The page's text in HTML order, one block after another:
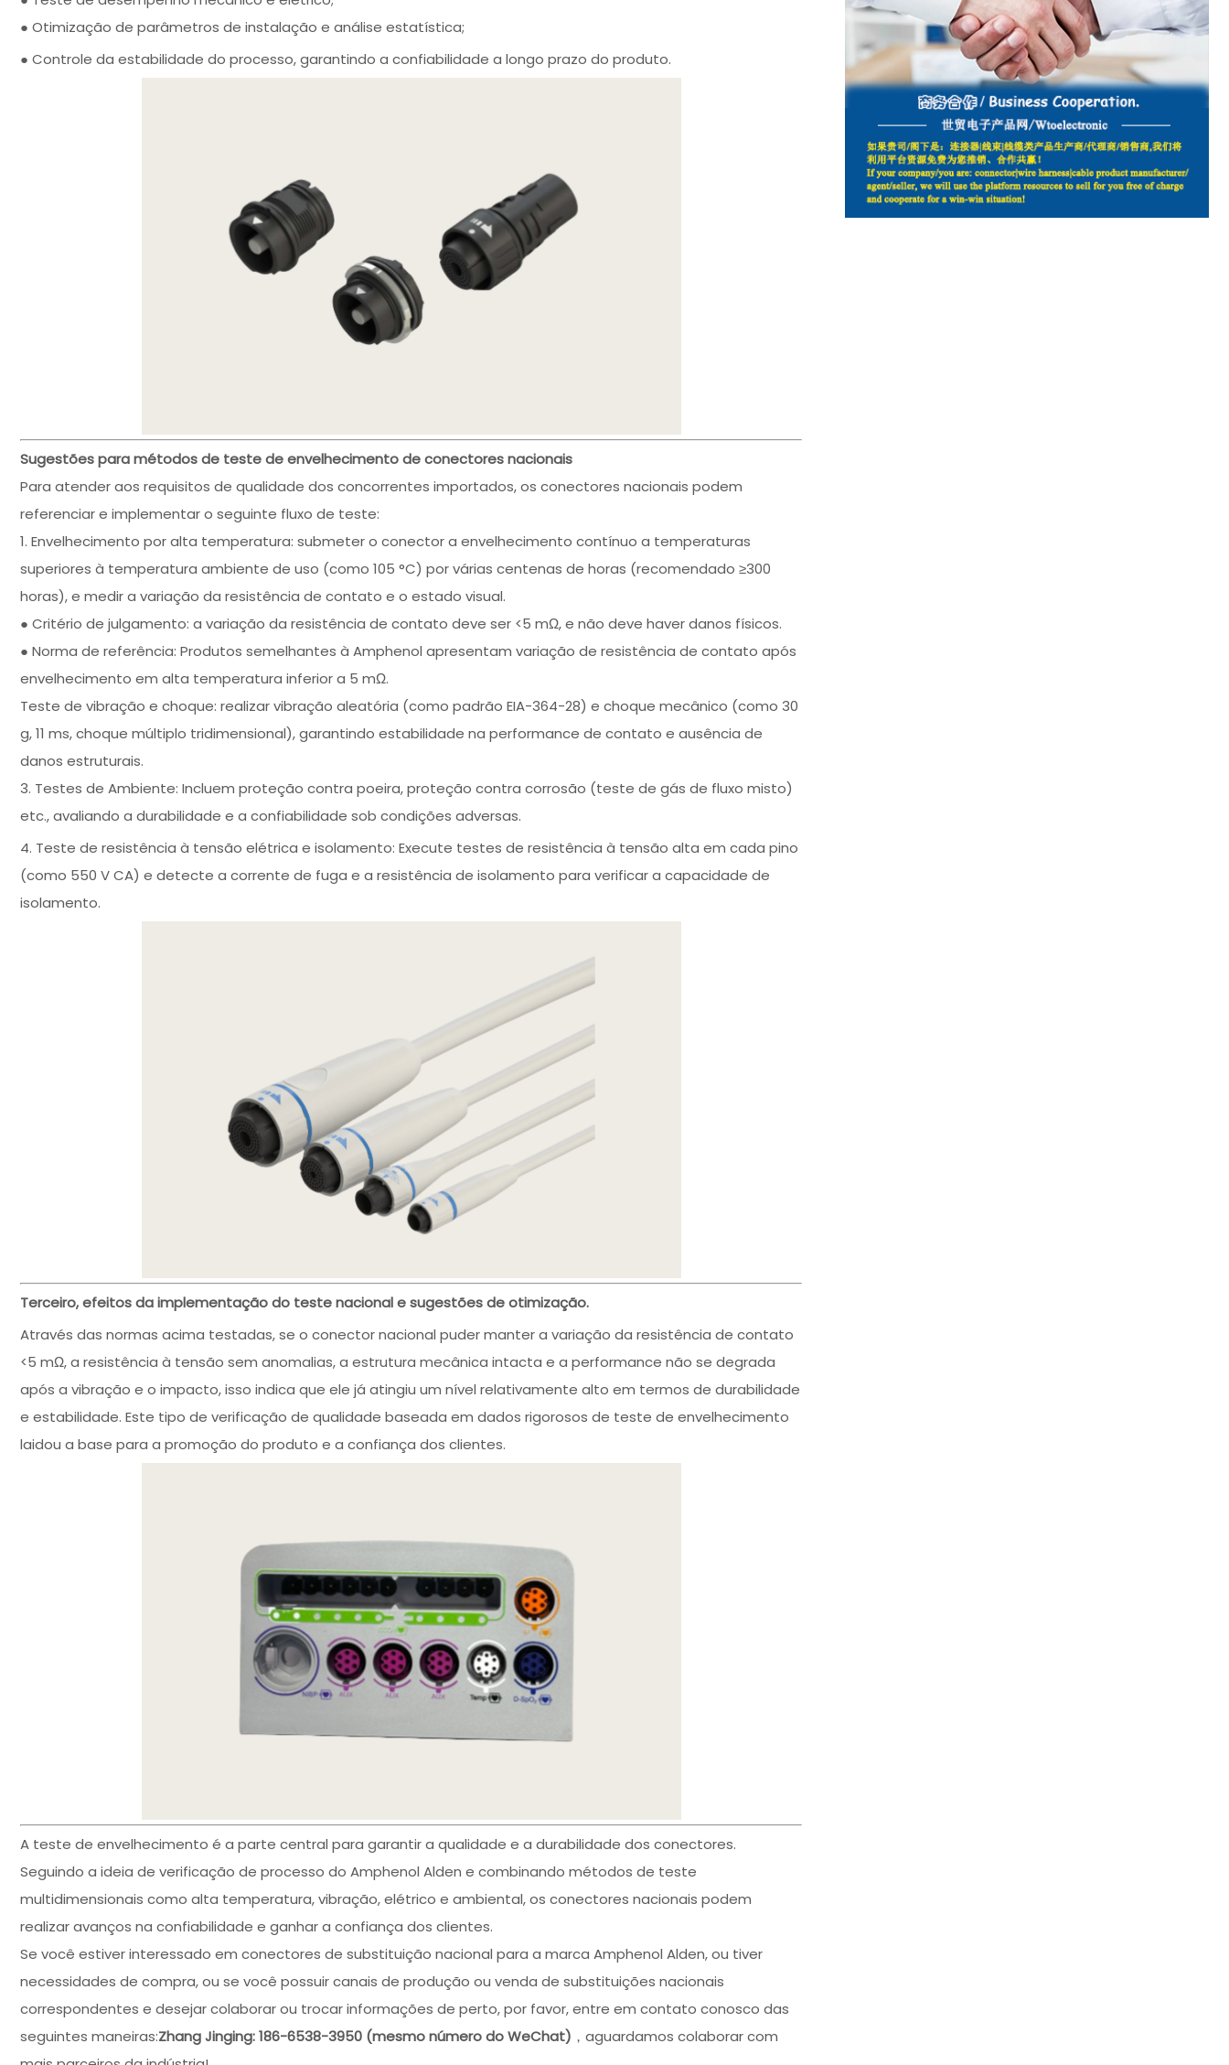
● Otimização de parâmetros de instalação e análise estatística;
● Controle da estabilidade do processo, garantindo a confiabilidade a longo prazo do produto.
Sugestões para métodos de teste de envelhecimento de conectores nacionais
Para atender aos requisitos de qualidade dos concorrentes importados, os conectores nacionais podem
referenciar e implementar o seguinte fluxo de teste:
1. Envelhecimento por alta temperatura: submeter o conector a envelhecimento contínuo a temperaturas
superiores à temperatura ambiente de uso (como 105 °C) por várias centenas de horas (recomendado ≥300
horas), e medir a variação da resistência de contato e o estado visual.
● Critério de julgamento: a variação da resistência de contato deve ser <5 mΩ, e não deve haver danos físicos.
● Norma de referência: Produtos semelhantes à Amphenol apresentam variação de resistência de contato após
envelhecimento em alta temperatura inferior a 5 mΩ.
Teste de vibração e choque: realizar vibração aleatória (como padrão EIA-364-28) e choque mecânico (como 30
g, 11 ms, choque múltiplo tridimensional), garantindo estabilidade na performance de contato e ausência de
danos estruturais.
3. Testes de Ambiente: Incluem proteção contra poeira, proteção contra corrosão (teste de gás de fluxo misto)
etc., avaliando a durabilidade e a confiabilidade sob condições adversas.
4. Teste de resistência à tensão elétrica e isolamento: Execute testes de resistência à tensão alta em cada pino
(como 550 V CA) e detecte a corrente de fuga e a resistência de isolamento para verificar a capacidade de
isolamento.
Terceiro, efeitos da implementação do teste nacional e sugestões de otimização.
Através das normas acima testadas, se o conector nacional puder manter a variação da resistência de contato
<5 mΩ, a resistência à tensão sem anomalias, a estrutura mecânica intacta e a performance não se degrada
após a vibração e o impacto, isso indica que ele já atingiu um nível relativamente alto em termos de durabilidade
e estabilidade. Este tipo de verificação de qualidade baseada em dados rigorosos de teste de envelhecimento
laidou a base para a promoção do produto e a confiança dos clientes.
A teste de envelhecimento é a parte central para garantir a qualidade e a durabilidade dos conectores.
Seguindo a ideia de verificação de processo do Amphenol Alden e combinando métodos de teste
multidimensionais como alta temperatura, vibração, elétrico e ambiental, os conectores nacionais podem
realizar avanços na confiabilidade e ganhar a confiança dos clientes.
Se você estiver interessado em conectores de substituição nacional para a marca Amphenol Alden, ou tiver
necessidades de compra, ou se você possuir canais de produção ou venda de substituições nacionais
correspondentes e desejar colaborar ou trocar informações de perto, por favor, entre em contato conosco das
seguintes maneiras:Zhang Jinging: 186-6538-3950 (mesmo número do WeChat) ，aguardamos colaborar com